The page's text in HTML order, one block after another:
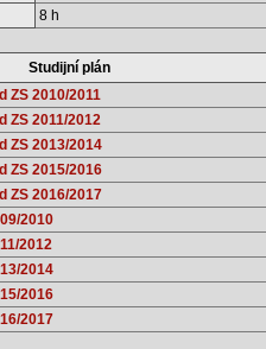
8 h
Studijní plán
ZS 2010/2011
ZS 2011/2012
ZS 2013/2014
ZS 2015/2016
ZS 2016/2017
2010
2012
2014
2016
2017